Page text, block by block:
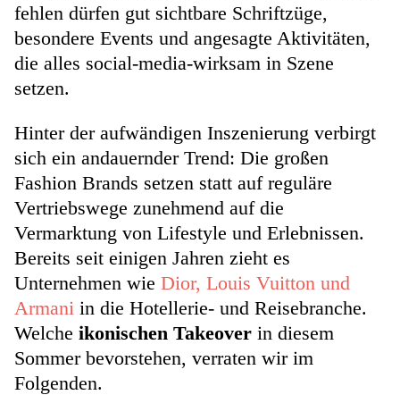
fehlen dürfen gut sichtbare Schriftzüge,
besondere Events und angesagte Aktivitäten,
die alles social-media-wirksam in Szene
setzen.
Hinter der aufwändigen Inszenierung verbirgt
sich ein andauernder Trend: Die großen
Fashion Brands setzen statt auf reguläre
Vertriebswege zunehmend auf die
Vermarktung von Lifestyle und Erlebnissen.
Bereits seit einigen Jahren zieht es
Unternehmen wie Dior, Louis Vuitton und
Armani in die Hotellerie- und Reisebranche.
Welche ikonischen Takeover in diesem
Sommer bevorstehen, verraten wir im
Folgenden.